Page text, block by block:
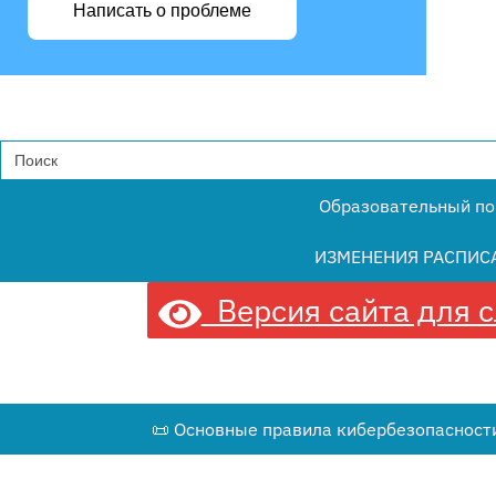
Написать о проблеме
Search
for:
Образовательный
ИЗМЕНЕНИЯ
Версия сайта для
📜 Основные правила